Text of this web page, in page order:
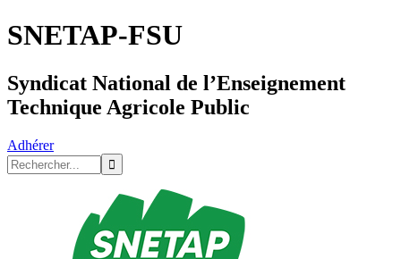
SNETAP-FSU
Syndicat National de l’Enseignement
Technique Agricole Public
Adhérer